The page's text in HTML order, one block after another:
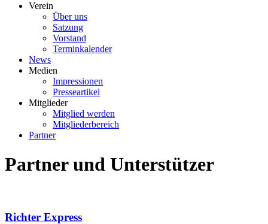
Verein
Über uns
Satzung
Vorstand
Terminkalender
News
Medien
Impressionen
Presseartikel
Mitglieder
Mitglied werden
Mitgliederbereich
Partner
Partner und Unterstützer
Richter Express